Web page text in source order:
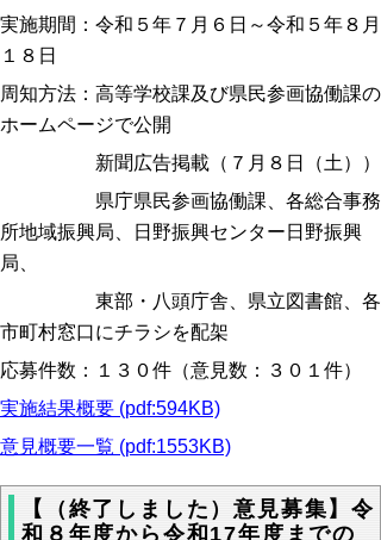
実施期間：令和５年７月６日～令和５年８月
１８日
周知方法： 高等学校課及び県民参画協働課の
ホームページで公開
新聞広告掲載（７月８日（土））
県庁県民参画協働課、各総合事務
所地域振興局、日野振興センター日野振興
局、
東部・八頭庁舎、県立図書館、各
市町村窓口にチラシを配架
応募件数：１３０件（意見数：３０１件）
実施結果概要 (pdf:594KB)
意見概要一覧 (pdf:1553KB)
【（終了しました）意見募集】令
和８年度から令和17年度までの